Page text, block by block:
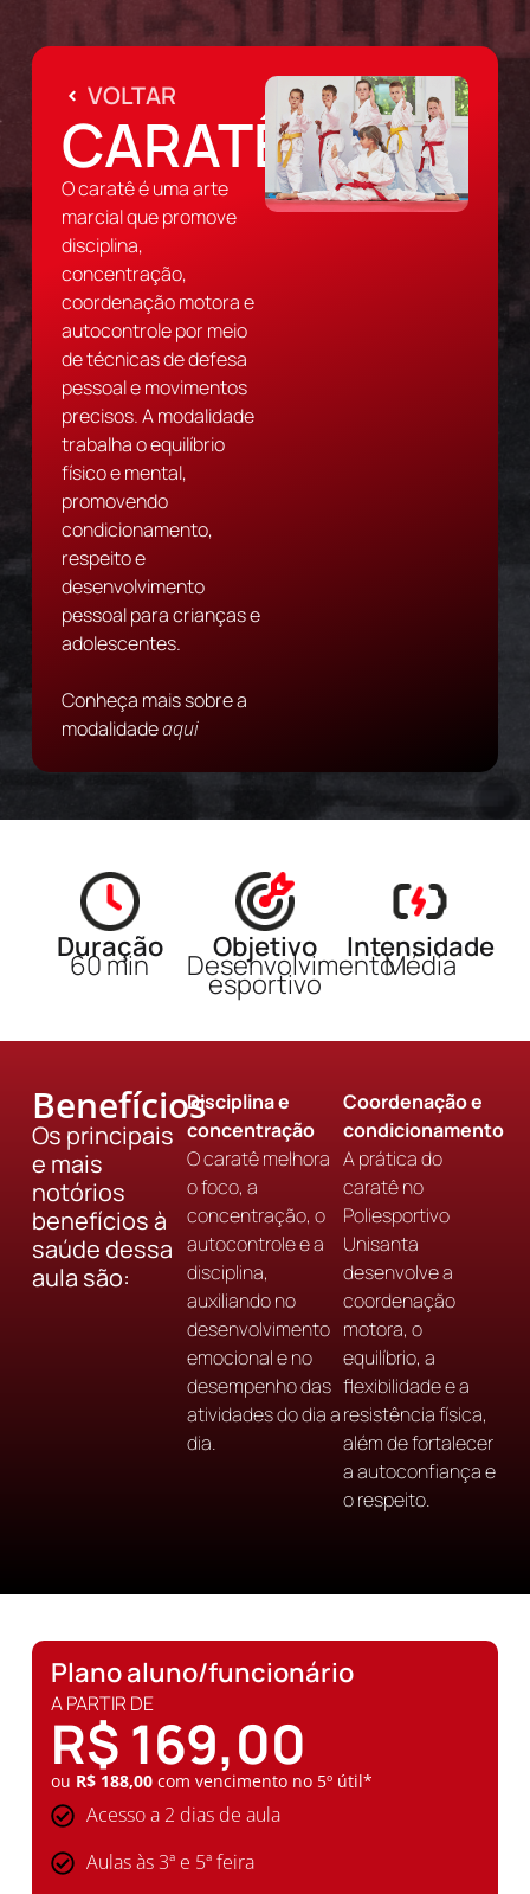
VOLTAR
CARATÊ
O caratê é uma arte
marcial que promove
disciplina,
concentração,
coordenação motora e
autocontrole por meio
de técnicas de defesa
pessoal e movimentos
precisos. A modalidade
trabalha o equilíbrio
físico e mental,
promovendo
condicionamento,
respeito e
desenvolvimento
pessoal para crianças e
adolescentes.
Conheça mais sobre a
modalidadeaqui
Duração
60 min
Objetivo
Desenvolvimento
esportivo
Intensidade
Média
Benefícios
Os principais
e mais
notórios
benefícios à
saúde dessa
aula são:
Disciplina e
concentração
O caratê melhora
o foco, a
concentração, o
autocontrole e a
disciplina,
auxiliando no
desenvolvimento
emocional e no
desempenho das
atividades do dia a
dia.
Coordenação e
condicionamento
A prática do
caratê no
Poliesportivo
Unisanta
desenvolve a
coordenação
motora, o
equilíbrio, a
flexibilidade e a
resistência física,
além de fortalecer
a autoconfiança e
o respeito.
Plano aluno/funcionário
A PARTIR DE
R$ 169,00
ou R$ 188,00com vencimento no 5º útil*
Acesso a 2 dias de aula
Aulas às 3ª e 5ª feira